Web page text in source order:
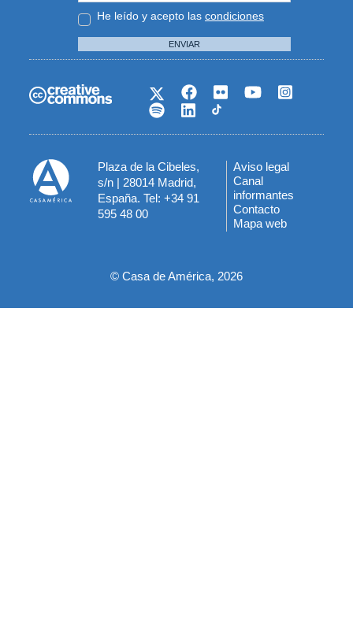
He leído y acepto las condiciones
ENVIAR
Plaza de la Cibeles,
s/n | 28014 Madrid,
España. Tel: +34 91
595 48 00
Menú
del
pie
Aviso legal
Canal
informantes
Contacto
Mapa web
© Casa de América, 2026